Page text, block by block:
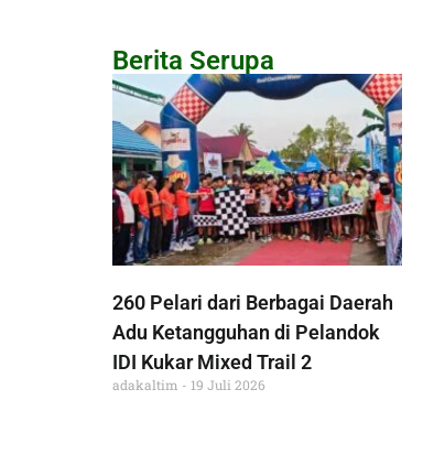
Berita Serupa
260 Pelari dari Berbagai Daerah
Adu Ketangguhan di Pelandok
IDI Kukar Mixed Trail 2
adakaltim 19 Juli 2026